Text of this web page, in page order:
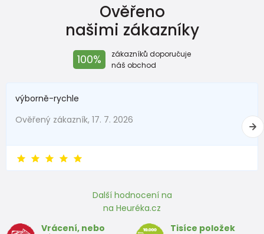
Ověřeno
našimi zákazníky
100%
zákazníků doporučuje
náš obchod
výborně-rychle
Ověřený zákazník, 17. 7. 2026
Další hodnocení na
na Heuréka.cz
Vrácení, nebo
Tisíce položek